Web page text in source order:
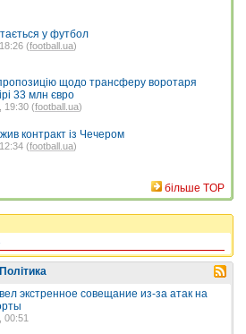
у футбол
(football.ua)
щодо трансферу воротаря
33 млн євро
19:30 (football.ua)
контракт із Чечером
(football.ua)
більше TOP
Політика
экстренное совещание из-за атак на
00:51